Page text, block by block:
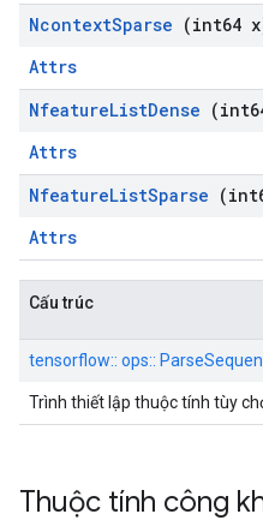
NcontextSparse (int64
Attrs
NfeatureListDense
Attrs
NfeatureListSparse
Attrs
Cấu trúc
tensorflow:: ops::
Trình thiết lập thuộc tính tùy
Thuộc tính công